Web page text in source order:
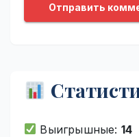
Выигрышные: 14